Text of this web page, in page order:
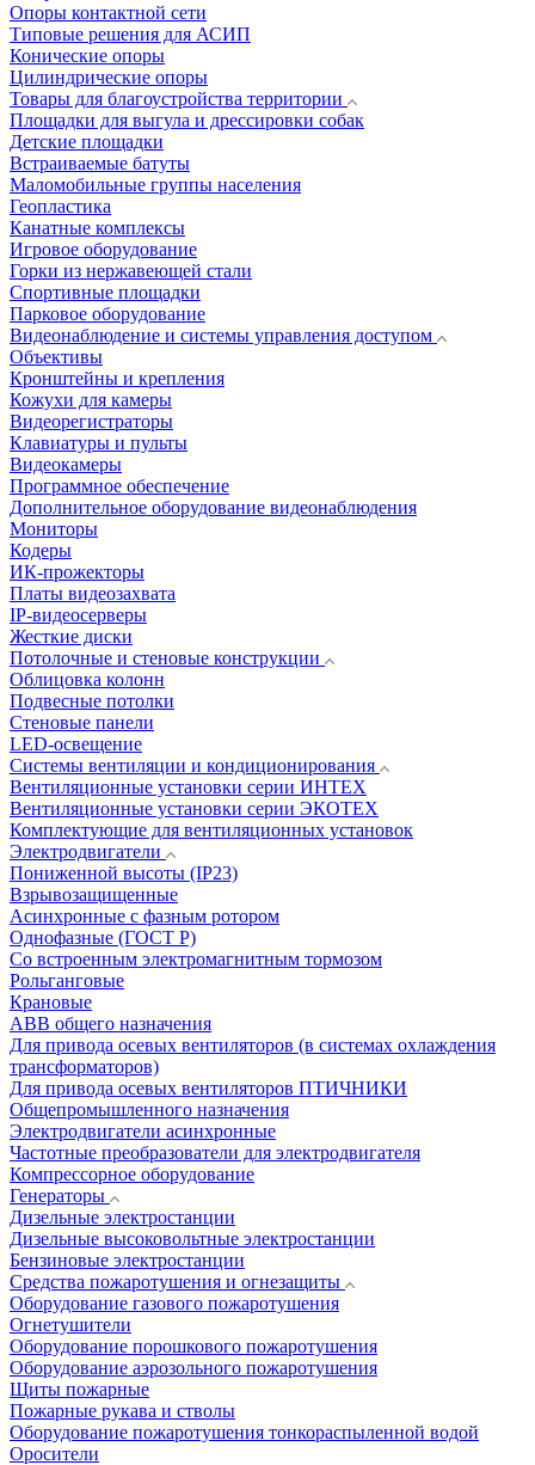
Опоры контактной сети
Типовые решения для АСИП
Конические опоры
Цилиндрические опоры
Товары для благоустройства территории
Площадки для выгула и дрессировки собак
Детские площадки
Встраиваемые батуты
Маломобильные группы населения
Геопластика
Канатные комплексы
Игровое оборудование
Горки из нержавеющей стали
Спортивные площадки
Парковое оборудование
Видеонаблюдение и системы управления доступом
Объективы
Кронштейны и крепления
Кожухи для камеры
Видеорегистраторы
Клавиатуры и пульты
Видеокамеры
Программное обеспечение
Дополнительное оборудование видеонаблюдения
Мониторы
Кодеры
ИК-прожекторы
Платы видеозахвата
IP-видеосерверы
Жесткие диски
Потолочные и стеновые конструкции
Облицовка колонн
Подвесные потолки
Стеновые панели
LED-освещение
Системы вентиляции и кондиционирования
Вентиляционные установки серии ИНТЕХ
Вентиляционные установки серии ЭКОТЕХ
Комплектующие для вентиляционных установок
Электродвигатели
Пониженной высоты (IP23)
Взрывозащищенные
Асинхронные с фазным ротором
Однофазные (ГОСТ Р)
Со встроенным электромагнитным тормозом
Рольганговые
Крановые
АВВ общего назначения
Для привода осевых вентиляторов (в системах охлаждения
трансформаторов)
Для привода осевых вентиляторов ПТИЧНИКИ
Общепромышленного назначения
Электродвигатели асинхронные
Частотные преобразователи для электродвигателя
Компрессорное оборудование
Генераторы
Дизельные электростанции
Дизельные высоковольтные электростанции
Бензиновые электростанции
Средства пожаротушения и огнезащиты
Оборудование газового пожаротушения
Огнетушители
Оборудование порошкового пожаротушения
Оборудование аэрозольного пожаротушения
Щиты пожарные
Пожарные рукава и стволы
Оборудование пожаротушения тонкораспыленной водой
Оросители